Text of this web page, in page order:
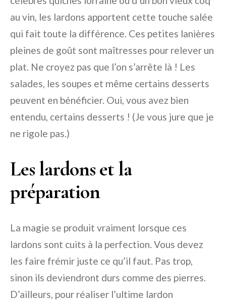
au vin, les lardons apportent cette touche salée
qui fait toute la différence. Ces petites lanières
pleines de goût sont maîtresses pour relever un
plat. Ne croyez pas que l’on s’arrête là ! Les
salades, les soupes et même certains desserts
peuvent en bénéficier. Oui, vous avez bien
entendu, certains desserts ! (Je vous jure que je
ne rigole pas.)
Les lardons et la
préparation
La magie se produit vraiment lorsque ces
lardons sont cuits à la perfection. Vous devez
les faire frémir juste ce qu’il faut. Pas trop,
sinon ils deviendront durs comme des pierres.
D’ailleurs, pour réaliser l’ultime lardon